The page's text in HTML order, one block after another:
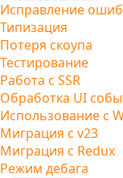
Исправление
Типизация
Потеря скоупа
Тестирование
Работа с SSR
Обработка UI
Использование с
Миграция с v23
Миграция с Redux
Режим дебага